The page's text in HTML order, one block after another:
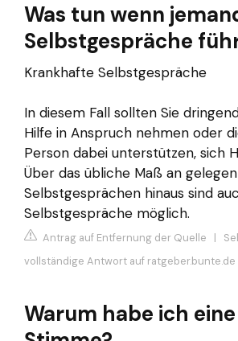
Was tun wenn
Selbstgespräche
Krankhafte Selbstgespräche
In diesem Fall sollten Sie
Hilfe in Anspruch nehmen oder
Person dabei unterstützen, sich
Über das übliche Maß an
Selbstgesprächen hinaus sind
Selbstgespräche möglich.
Antrag auf Entfernung der Quelle |
vollständige Antwort auf ratgeber.bunte.de
Warum habe ich